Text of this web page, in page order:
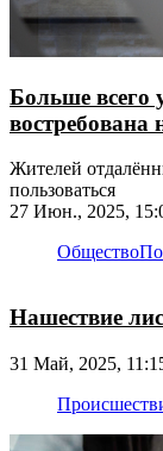
Больше всего
востребована
Жителей
пользоваться
27 Июн., 2025,
Общество
Нашествие
31 Май, 2025,